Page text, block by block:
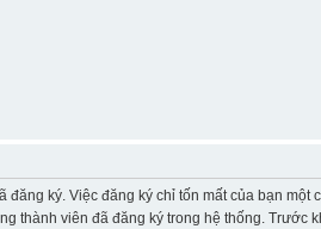
ký. Việc đăng ký chỉ tốn mất của bạn
thành viên đã đăng ký trong hệ thống.